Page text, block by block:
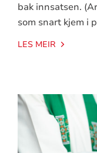
bak innsatsen.
som snart kjem i
LES MEIR